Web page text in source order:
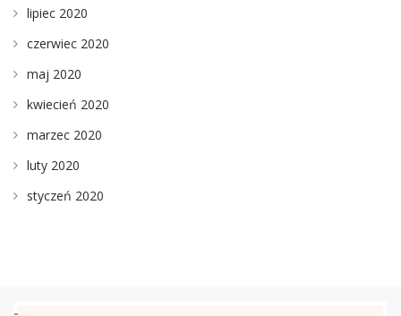
lipiec 2020
czerwiec 2020
maj 2020
kwiecień 2020
marzec 2020
luty 2020
styczeń 2020